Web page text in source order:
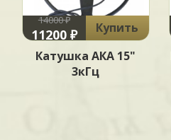
14000 ₽
11200 ₽
Купить
Катушка АКА 15"
3кГц